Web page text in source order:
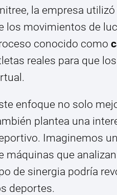
la empresa
los movimientos de
conocido como
reales para que
enfoque no solo
plantea una
Imaginemos
máquinas que
de sinergia podría
deportes.